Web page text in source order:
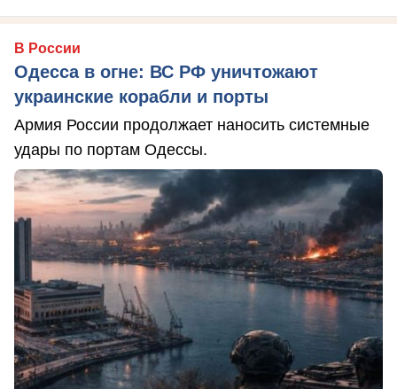
В России
Одесса в огне: ВС РФ уничтожают
украинские корабли и порты
Армия России продолжает наносить системные
удары по портам Одессы.